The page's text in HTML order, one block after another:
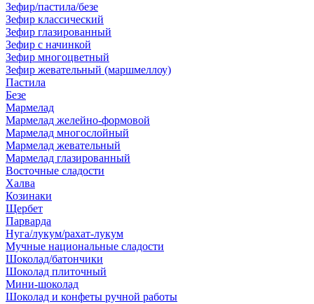
Зефир/пастила/безе
Зефир классический
Зефир глазированный
Зефир с начинкой
Зефир многоцветный
Зефир жевательный (маршмеллоу)
Пастила
Безе
Мармелад
Мармелад желейно-формовой
Мармелад многослойный
Мармелад жевательный
Мармелад глазированный
Восточные сладости
Халва
Козинаки
Щербет
Парварда
Нуга/лукум/рахат-лукум
Мучные национальные сладости
Шоколад/батончики
Шоколад плиточный
Мини-шоколад
Шоколад и конфеты ручной работы